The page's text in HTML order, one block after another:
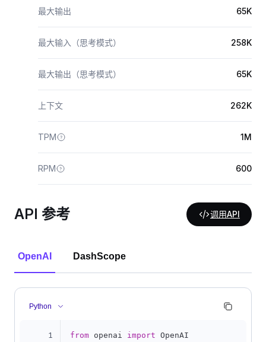
最大输出 65K
最大输入（思考模式） 258K
最大输出（思考模式） 65K
上下文 262K
TPM 1M
RPM 600
API 参考 调用API
OpenAI DashScope
Python
1
from openai import